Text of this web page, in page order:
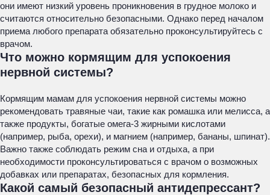
они имеют низкий уровень проникновения в грудное молоко и
считаются относительно безопасными. Однако перед началом
приема любого препарата обязательно проконсультируйтесь с
врачом.
Что можно кормящим для успокоения
нервной системы?
Кормящим мамам для успокоения нервной системы можно
рекомендовать травяные чаи, такие как ромашка или мелисса, а
также продукты, богатые омега-3 жирными кислотами
(например, рыба, орехи), и магнием (например, бананы, шпинат).
Важно также соблюдать режим сна и отдыха, а при
необходимости проконсультироваться с врачом о возможных
добавках или препаратах, безопасных для кормления.
Какой самый безопасный антидепрессант?